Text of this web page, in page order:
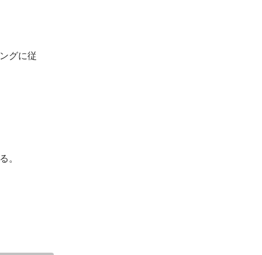
グに従
。